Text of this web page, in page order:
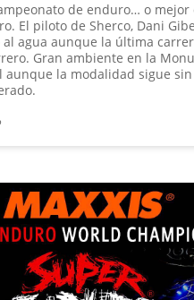
de enduro… o mejor
El piloto de Sherco, Dani
al agua aunque la última
Gran ambiente en la
aunque la modalidad sigue